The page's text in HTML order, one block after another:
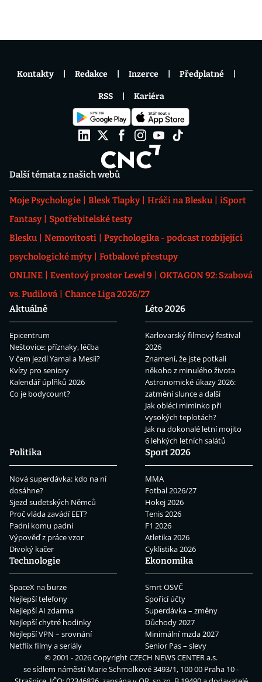
Další témata z našich webů
Moje Psychologie Blesk Tlapky Hráči na Blesku
iSport
Fantasy
Spotřebitelské testy
Blesku
Nemovitosti
Psychologika - podcast rozbíjející
psychologické mýty
Fotbalové přestupy
ONLINE
Eventový prostor Level 9
OKTAGON 92: Szabová
vs. Pudilová
Chance Liga 2026/27
Aktuálně
Epicentrum
Neštovice: příznaky, léčba
V čem jezdí Yamal a Mesii?
Kvízy pro seniory
Kalendář úplňků 2026
Co je bodycount?
Léto 2026
Karlovarský filmový festival
2026
Znamení, že jste potkali
někoho z minulého života
Astronomické úkazy 2026:
zatmění slunce a další
Jak obléci miminko při
vysokých teplotách?
Jak na dokonalé letní mojito
6 lehkých letních salátů
Politika
Nová superdávka: kdo na ní
dosáhne?
Sjezd sudetských Němců
Proč vláda zavádí EET?
Padni komu padni
Výpověď z práce vzor
Divoký kačer
Sport 2026
MMA
Fotbal 2026/27
Hokej 2026
Tenis 2026
F1 2026
Atletika 2026
Cyklistika 2026
Technologie
SpaceX na burze
Nejlepší telefony
Nejlepší AI zdarma
Nejlepší chytré hodinky
Nejlepší VPN – srovnání
Netflix filmy a seriály
Ekonomika
Smrt OSVČ
Spořicí účty
Superdávka – změny
Důchody 2027
Minimální mzda 2027
Senior Pas – slevy
Kontakty Redakce Inzerce Předplatné
RSS Kariéra
© 2001 - 2026 CopyrightCZECH NEWS CENTER a.s.
se sídlem náměstí Marie Schmolkové 3493/1, 100 00 Praha 10 -